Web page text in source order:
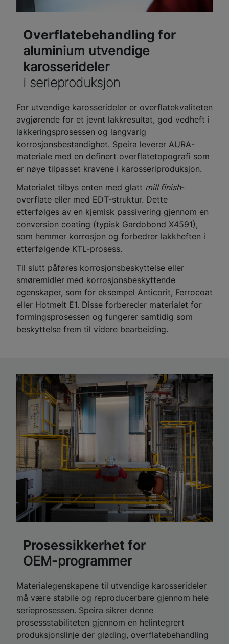
Overflatebehandling for
aluminium utvendige
karosserideler
i serieproduksjon
For utvendige karosserideler er overflatekvaliteten
avgjørende for et jevnt lakkresultat, god vedheft i
lakkeringsprosessen og langvarig
korrosjonsbestandighet. Speira leverer AURA-
materiale med en definert overflatetopografi som
er nøye tilpasset kravene i karosseriproduksjon.
Materialet tilbys enten med glatt mill finish-
overflate eller med EDT-struktur. Dette
etterfølges av en kjemisk passivering gjennom en
conversion coating (typisk Gardobond X4591),
som hemmer korrosjon og forbedrer lakkheften i
etterfølgende KTL-prosess.
Til slutt påføres korrosjonsbeskyttelse eller
smøremidler med korrosjonsbeskyttende
egenskaper, som for eksempel Anticorit, Ferrocoat
eller Hotmelt E1. Disse forbereder materialet for
formingsprosessen og fungerer samtidig som
beskyttelse frem til videre bearbeiding.
Prosessikkerhet for
OEM-programmer
Materialegenskapene til utvendige karosserideler
må være stabile og reproducerbare gjennom hele
serieprosessen. Speira sikrer denne
prosessstabiliteten gjennom en helintegrert
produksjonslinje der gløding, overflatebehandling